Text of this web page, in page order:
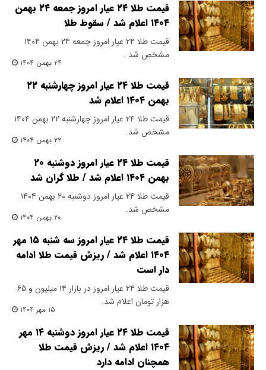
قیمت طلا ۲۴ عیار امروز جمعه ۲۴ بهمن
۱۴۰۴ اعلام شد / سقوط طلا
قیمت طلا ۲۴ عیار امروز جمعه ۲۴ بهمن ۱۴۰۴
مشخص شد .
۲۴ بهمن ۱۴۰۴
قیمت طلا ۲۴ عیار امروز چهارشنبه ۲۲
بهمن ۱۴۰۴ اعلام شد
قیمت طلا ۲۴ عیار امروز چهارشنبه ۲۲ بهمن ۱۴۰۴
مشخص شد.
۲۲ بهمن ۱۴۰۴
قیمت طلا ۲۴ عیار امروز دوشنبه ۲۰
بهمن ۱۴۰۴ اعلام شد / طلا گران شد
قیمت طلا ۲۴ عیار امروز دوشنبه ۲۰ بهمن ۱۴۰۴
مشخص شد.
۲۰ بهمن ۱۴۰۴
قیمت طلا ۲۴ عیار امروز سه شنبه ۱۵ مهر
۱۴۰۴ اعلام شد / ریزش قیمت طلا ادامه
دار است
قیمت طلا ۲۴ عیار امروز در بازار ۱۴ میلیون و ۶۵
هزار تومان اعلام شد.
۱۵ مهر ۱۴۰۴
قیمت طلا ۲۴ عیار امروز دوشنبه ۱۴ مهر
۱۴۰۴ اعلام شد / ریزش قیمت طلا
همچنان ادامه دارد